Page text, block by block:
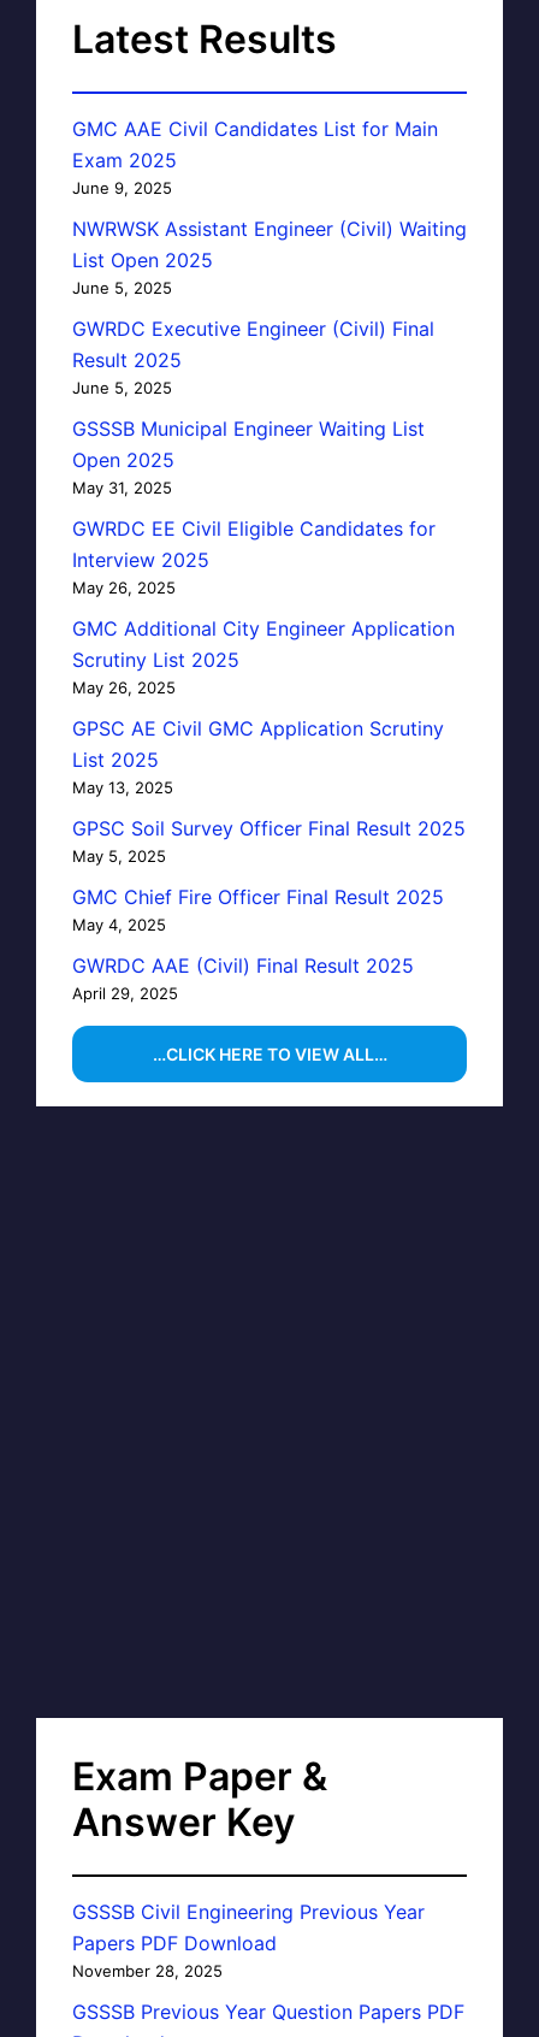
Latest Results
GMC AAE Civil Candidates List for Main
Exam 2025
June 9, 2025
NWRWSK Assistant Engineer (Civil) Waiting
List Open 2025
June 5, 2025
GWRDC Executive Engineer (Civil) Final
Result 2025
June 5, 2025
GSSSB Municipal Engineer Waiting List
Open 2025
May 31, 2025
GWRDC EE Civil Eligible Candidates for
Interview 2025
May 26, 2025
GMC Additional City Engineer Application
Scrutiny List 2025
May 26, 2025
GPSC AE Civil GMC Application Scrutiny
List 2025
May 13, 2025
GPSC Soil Survey Officer Final Result 2025
May 5, 2025
GMC Chief Fire Officer Final Result 2025
May 4, 2025
GWRDC AAE (Civil) Final Result 2025
April 29, 2025
…CLICK HERE TO VIEW ALL…
Exam Paper &
Answer Key
GSSSB Civil Engineering Previous Year
Papers PDF Download
November 28, 2025
GSSSB Previous Year Question Papers PDF